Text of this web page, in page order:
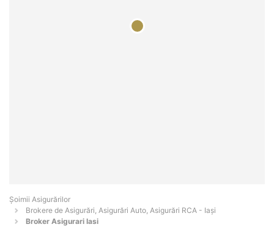
Șoimii Asigurărilor
Brokere de Asigurări, Asigurări Auto, Asigurări RCA - Iaşi
Broker Asigurari Iasi